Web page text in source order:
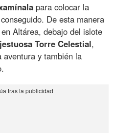
para colocar la
De esta manera
Altárea, debajo del islote
Torre Celestial,
aventura y también la